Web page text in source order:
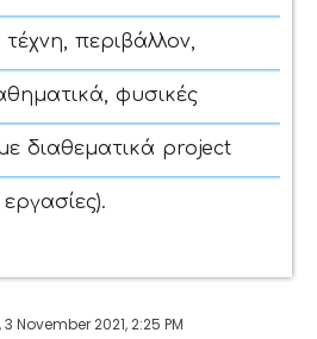
τέχνη, περιβάλλον,
φυσικές
διαθεματικά project
2021, 2:25 PM